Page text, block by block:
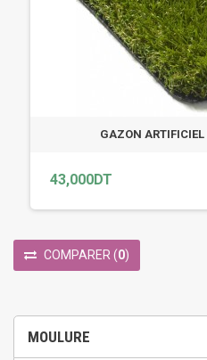
MOULURE
GAZON
43,000DT
COMPARER (0)